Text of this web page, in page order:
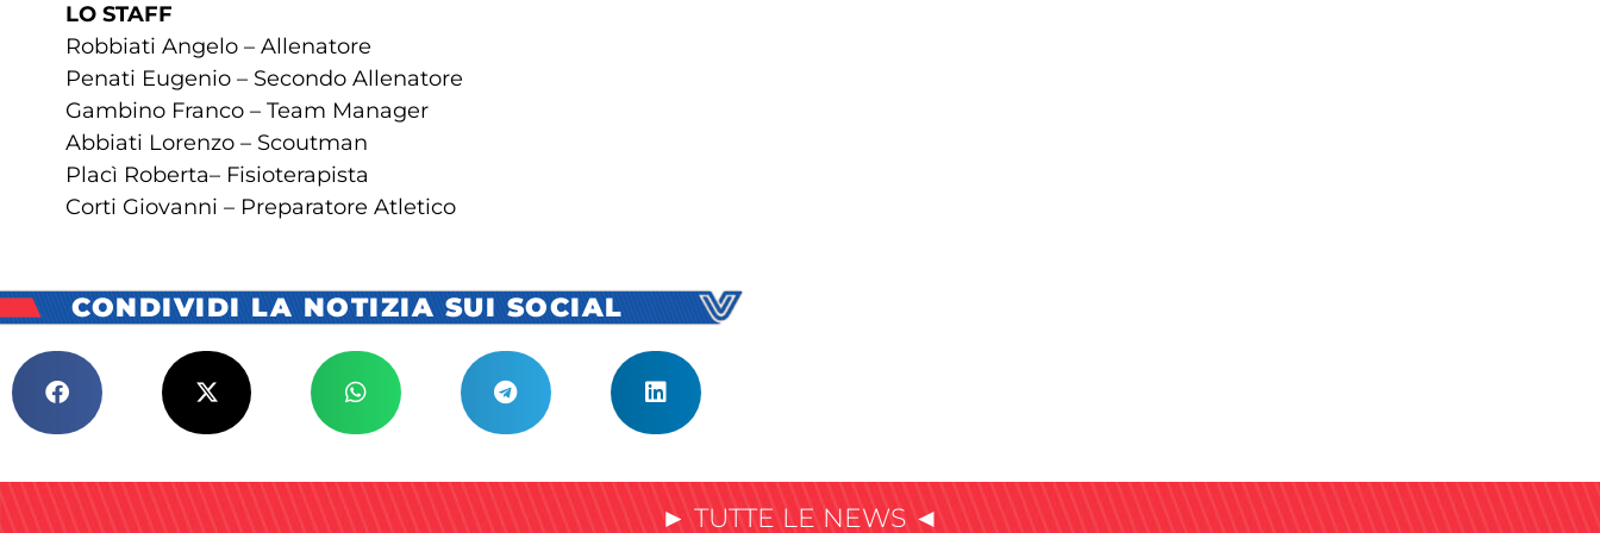
LO STAFF
Robbiati Angelo – Allenatore
Penati Eugenio – Secondo Allenatore
Gambino Franco – Team Manager
Abbiati Lorenzo – Scoutman
Placì Roberta– Fisioterapista
Corti Giovanni – Preparatore Atletico
CONDIVIDI LA NOTIZIA SUI SOCIAL
► TUTTE LE NEWS ◄